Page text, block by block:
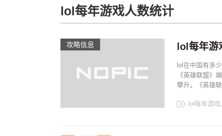
lol每年游戏人数统计
攻略信息 lol每年
lol在中国有多
《英雄联盟》
攀升。《英雄
lol每年游